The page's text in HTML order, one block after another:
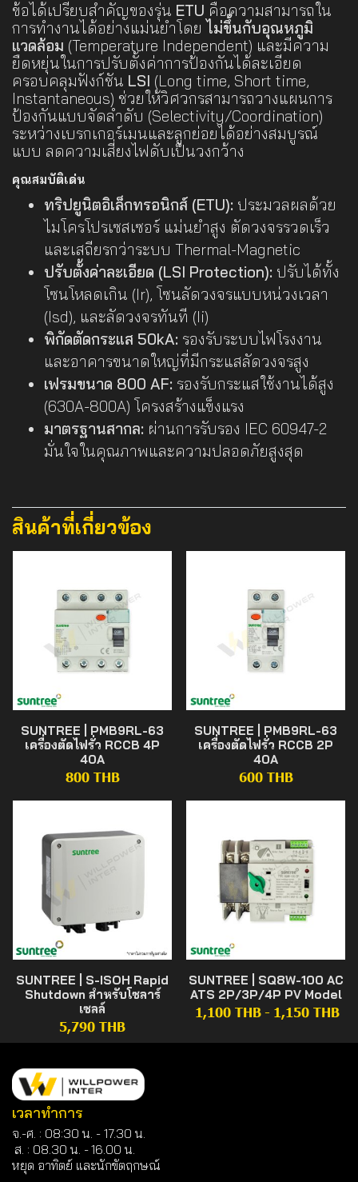
ข้อได้เปรียบสำคัญของรุ่น ETU คือความสามารถใน
การทำงานได้อย่างแม่นยำโดย ไม่ขึ้นกับอุณหภูมิ
แวดล้อม (Temperature Independent) และมีความ
ยืดหยุ่นในการปรับตั้งค่าการป้องกันได้ละเอียด
ครอบคลุมฟังก์ชัน LSI (Long time, Short time,
Instantaneous) ช่วยให้วิศวกรสามารถวางแผนการ
ป้องกันแบบจัดลำดับ (Selectivity/Coordination)
ระหว่างเบรกเกอร์เมนและลูกย่อยได้อย่างสมบูรณ์
แบบ ลดความเสี่ยงไฟดับเป็นวงกว้าง
คุณสมบัติเด่น
ทริปยูนิตอิเล็กทรอนิกส์ (ETU): ประมวลผลด้วย
ไมโครโปรเซสเซอร์ แม่นยำสูง ตัดวงจรรวดเร็ว
และเสถียรกว่าระบบ Thermal-Magnetic
ปรับตั้งค่าละเอียด (LSI Protection): ปรับได้ทั้ง
โซนโหลดเกิน (Ir), โซนลัดวงจรแบบหน่วงเวลา
(Isd), และลัดวงจรทันที (Ii)
พิกัดตัดกระแส 50kA: รองรับระบบไฟโรงงาน
และอาคารขนาดใหญ่ที่มีกระแสลัดวงจรสูง
เฟรมขนาด 800 AF: รองรับกระแสใช้งานได้สูง
(630A-800A) โครงสร้างแข็งแรง
มาตรฐานสากล: ผ่านการรับรอง IEC 60947-2
มั่นใจในคุณภาพและความปลอดภัยสูงสุด
สินค้าที่เกี่ยวข้อง
SUNTREE | PMB9RL-63
เครื่องตัดไฟรั่ว RCCB 4P
40A
800 THB
SUNTREE | PMB9RL-63
เครื่องตัดไฟรั่ว RCCB 2P
40A
600 THB
SUNTREE | S-ISOH Rapid
Shutdown สำหรับโซลาร์
เซลล์
5,790 THB
SUNTREE | SQ8W-100 AC
ATS 2P/3P/4P PV Model
1,100 THB - 1,150 THB
เวลาทำการ
จ.-ศ. : 08:30 น. - 17.30 น.
ส. : 08.30 น. -16.00 น.
หยุด อาทิตย์ และนักขัตฤกษณ์